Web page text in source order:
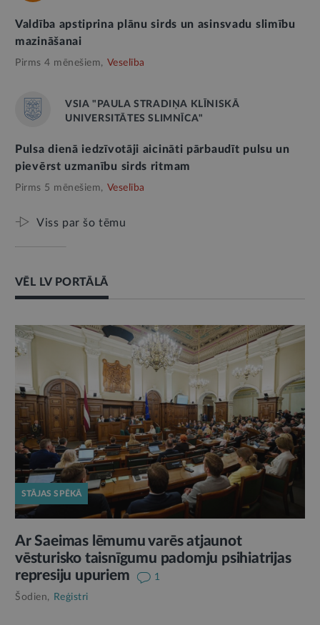
Valdība apstiprina plānu sirds un asinsvadu slimību
mazināšanai
Pirms 4 mēnešiem, Veselība
VSIA "PAULA STRADIŅA KLĪNISKĀ
UNIVERSITĀTES SLIMNĪCA"
Pulsa dienā iedzīvotāji aicināti pārbaudīt pulsu un
pievērst uzmanību sirds ritmam
Pirms 5 mēnešiem, Veselība
Viss par šo tēmu
VĒL LV PORTĀLĀ
STĀJAS SPĒKĀ
Ar Saeimas lēmumu varēs atjaunot
vēsturisko taisnīgumu padomju psihiatrijas
represiju upuriem
1
Šodien, Reģistri